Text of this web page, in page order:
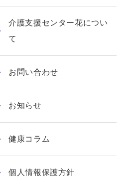
介護支援センター花につい
て
お問い合わせ
お知らせ
健康コラム
個人情報保護方針